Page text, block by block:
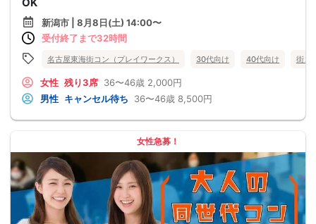
新潟市 | 8月8日(土) 14:00〜
受付終了まで32時間
名古屋東海街コン（プレイワークス） 30代向け 40代向け 街コ
女性 残り3席 36〜46歳 2,000円
男性 キャンセル待ち 36〜46歳 8,500円
女性急募！